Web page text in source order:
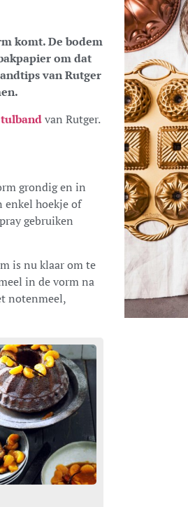
komt. De bodem
om dat
van Rutger
van Rutger.
grondig en in
enkel hoekje of
gebruiken
is nu klaar om te
in de vorm na
notenmeel,